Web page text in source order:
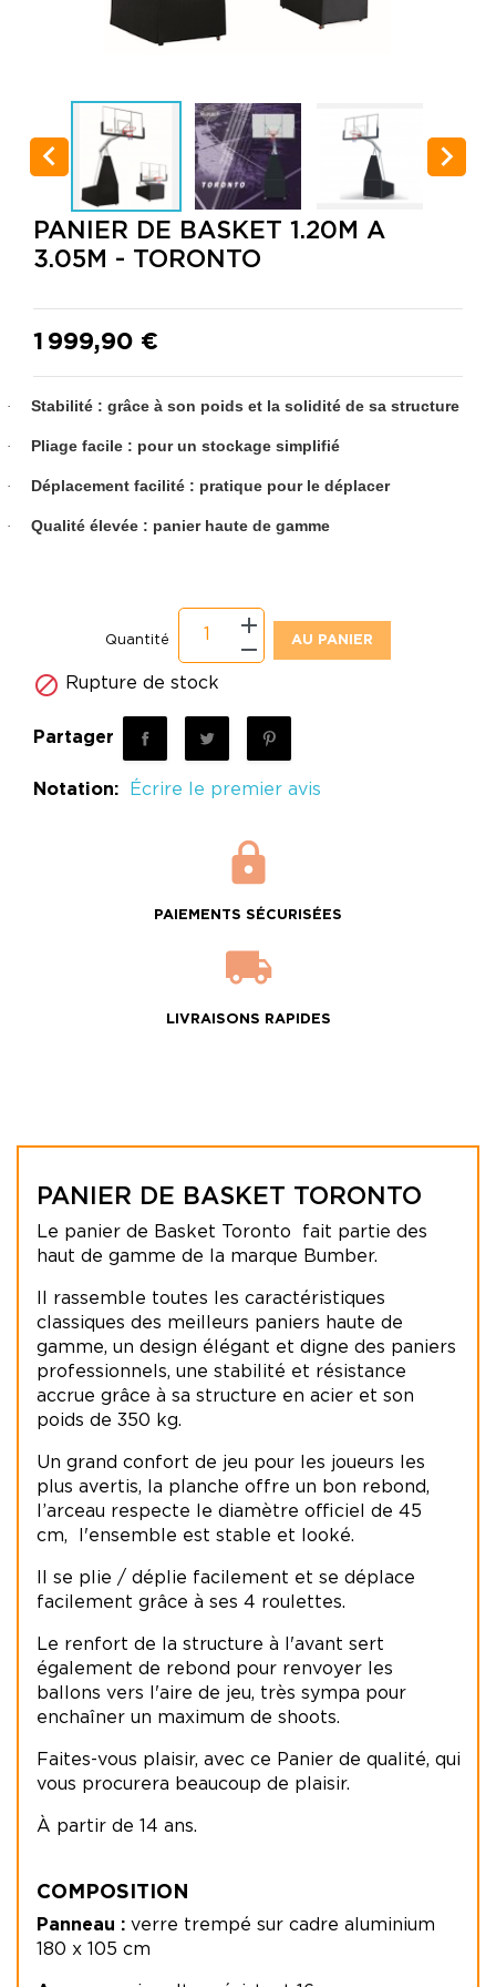
 
PANIER DE BASKET 1.20M A
3.05M - TORONTO
1 999,90 €
· Stabilité : grâce à son poids et la solidité de sa structure
· Pliage facile : pour un stockage simplifié
· Déplacement facilité : pratique pour le déplacer
· Qualité élevée : panier haute de gamme
Quantité AU PANIER
 Rupture de stock
Partager
Notation: Écrire le premier avis
PAIEMENTS SÉCURISÉES
LIVRAISONS RAPIDES
PANIER DE BASKET TORONTO
Le panier de Basket Toronto fait partie des
haut de gamme de la marque Bumber.
Il rassemble toutes les caractéristiques
classiques des meilleurs paniers haute de
gamme, un design élégant et digne des paniers
professionnels, une stabilité et résistance
accrue grâce à sa structure en acier et son
poids de 350 kg.
Un grand confort de jeu pour les joueurs les
plus avertis, la planche offre un bon rebond,
l’arceau respecte le diamètre officiel de 45
cm, l'ensemble est stable et looké.
Il se plie / déplie facilement et se déplace
facilement grâce à ses 4 roulettes.
Le renfort de la structure à l'avant sert
également de rebond pour renvoyer les
ballons vers l'aire de jeu, très sympa pour
enchaîner un maximum de shoots.
Faites-vous plaisir, avec ce Panier de qualité, qui
vous procurera beaucoup de plaisir.
À partir de 14 ans.
COMPOSITION
Panneau : verre trempé sur cadre aluminium
180 x 105 cm